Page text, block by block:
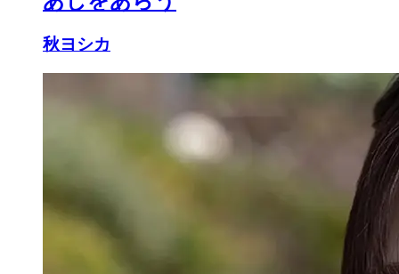
秋ヨシカ